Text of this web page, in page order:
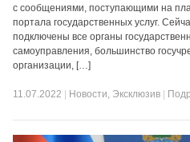
с сообщениями, поступающими на
портала государственных услуг.
подключены все органы
самоуправления, большинство
организации, […]
11.07.2022 Новости, Эксклюзив